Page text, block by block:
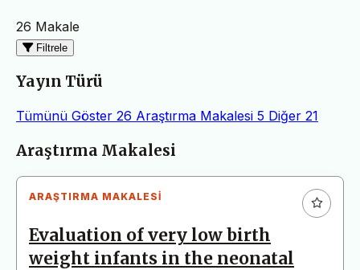
26 Makale
Filtrele
Yayın Türü
Tümünü Göster 26 Araştırma Makalesi 5 Diğer 21
Makaleler
Araştırma Makalesi
ARAŞTIRMA MAKALESI
Evaluation of very low birth
weight infants in the neonatal